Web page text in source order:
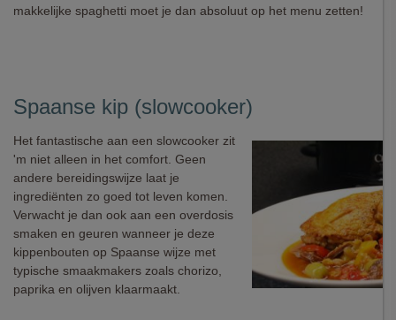
makkelijke spaghetti moet je dan absoluut op het menu zetten!
Spaanse kip (slowcooker)
Het fantastische aan een slowcooker zit
'm niet alleen in het comfort. Geen
andere bereidingswijze laat je
ingrediënten zo goed tot leven komen.
Verwacht je dan ook aan een overdosis
smaken en geuren wanneer je deze
kippenbouten op Spaanse wijze met
typische smaakmakers zoals chorizo,
paprika en olijven klaarmaakt.